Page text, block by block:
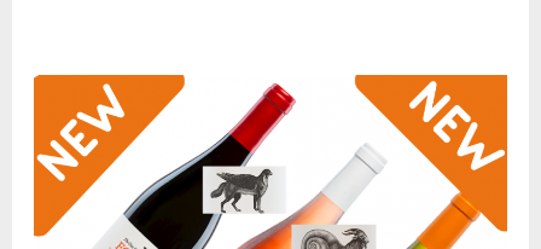
im
Sortiment